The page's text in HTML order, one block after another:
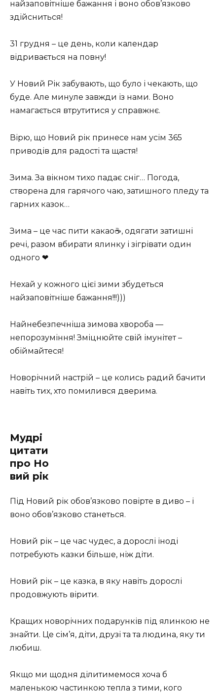
найзаповітніше бажання і воно обов’язково
здійсниться!
31 грудня – це день, коли календар
відривається на повну!
У Новий Рік забувають, що було і чекають, що
буде. Але минуле завжди із нами. Воно
намагається втрутитися у справжнє.
Вірю, що Новий рік принесе нам усім 365
приводів для радості та щастя!
Зима. За вікном тихо падає сніг… Погода,
створена для гарячого чаю, затишного пледу та
гарних казок…
Зима – це час пити какао☕, одягати затишні
речі, разом вбирати ялинку і зігрівати один
одного ❤
Нехай у кожного цієї зими збудеться
найзаповітніше бажання!!!)))
Найнебезпечніша зимова хвороба —
непорозуміння! Зміцнюйте свій імунітет –
обіймайтеся!
Новорічний настрій – це колись радий бачити
навіть тих, хто помилився дверима.
Мудрі
цитати
про Но
вий рік
Під Новий рік обов’язково повірте в диво – і
воно обов’язково станеться.
Новий рік – це час чудес, а дорослі іноді
потребують казки більше, ніж діти.
Новий рік – це казка, в яку навіть дорослі
продовжують вірити.
Кращих новорічних подарунків під ялинкою не
знайти. Це сім’я, діти, друзі та та людина, яку ти
любиш.
Якщо ми щодня ділитимемося хоча б
маленькою частинкою тепла з тими, кого